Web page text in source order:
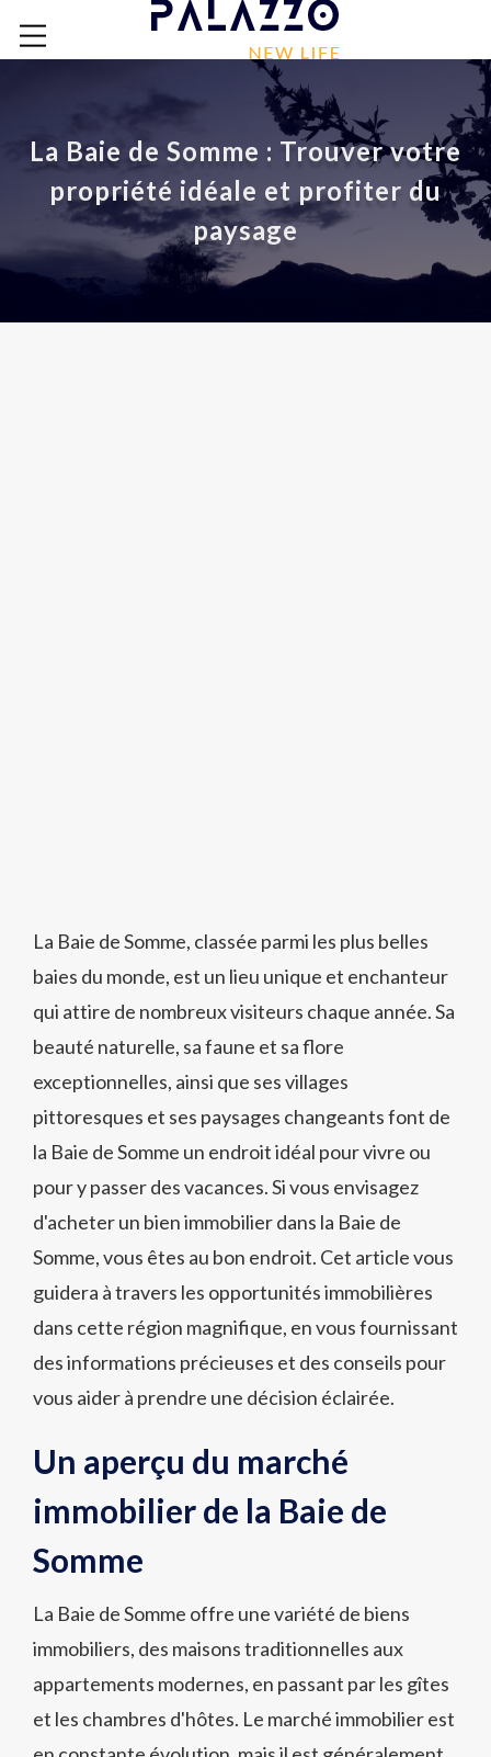
La Baie de Somme : Trouver votre
propriété idéale et profiter du
paysage
La Baie de Somme, classée parmi les plus belles
baies du monde, est un lieu unique et enchanteur
qui attire de nombreux visiteurs chaque année. Sa
beauté naturelle, sa faune et sa flore
exceptionnelles, ainsi que ses villages
pittoresques et ses paysages changeants font de
la Baie de Somme un endroit idéal pour vivre ou
pour y passer des vacances. Si vous envisagez
d'acheter un bien immobilier dans la Baie de
Somme, vous êtes au bon endroit. Cet article vous
guidera à travers les opportunités immobilières
dans cette région magnifique, en vous fournissant
des informations précieuses et des conseils pour
vous aider à prendre une décision éclairée.
Un aperçu du marché
immobilier de la Baie de
Somme
La Baie de Somme offre une variété de biens
immobiliers, des maisons traditionnelles aux
appartements modernes, en passant par les gîtes
et les chambres d'hôtes. Le marché immobilier est